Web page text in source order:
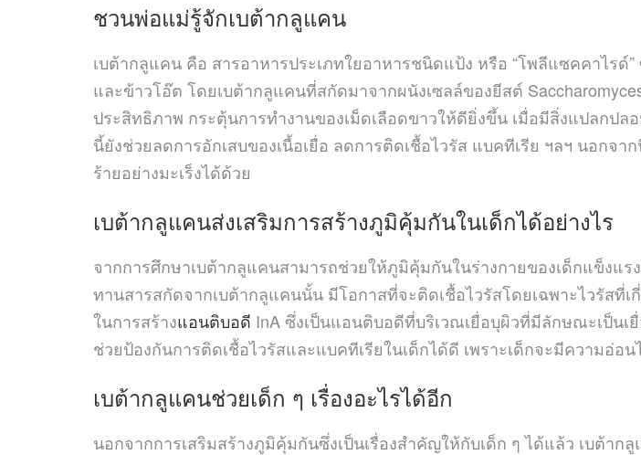
ชวนพ่อแม่รู้จักเบต้ากลูแคน
เบต้ากลูแคน คือ สารอาหารประเภทใยอาหารชนิดแป้ง หรือ “โพลีแซคคาไร
และข้าวโอ๊ต โดยเบต้ากลูแคนที่สกัดมาจากผนังเซลล์ของยีสต์
ประสิทธิภาพ กระตุ้นการทำงานของเม็ดเลือดขาวให้ดียิ่งขึ้น เมื่อมีสิ่งแปลกป
นี้ยังช่วยลดการอักเสบของเนื้อเยื่อ ลดการติดเชื้อไวรัส แบคทีเรีย ฯลฯ นอกจ
ร้ายอย่างมะเร็งได้ด้วย
เบต้ากลูแคนส่งเสริมการสร้างภูมิคุ้มกันในเด็กได้อย่างไร
จากการศึกษาเบต้ากลูแคนสามารถช่วยให้ภูมิคุ้มกันในร่างกายของเด็กแข็งแร
ทานสารสกัดจากเบต้ากลูแคนนั้น มีโอกาสที่จะติดเชื้อไวรัสโดยเฉพาะไวรัสที่
ในการสร้างแอนติบอดี InA ซึ่งเป็นแอนติบอดีที่บริเวณเยื่อบุผิวที่มีลักษณะเป็น
ช่วยป้องกันการติดเชื้อไวรัสและแบคทีเรียในเด็กได้ดี เพราะเด็กจะมีความอ่
เบต้ากลูแคนช่วยเด็ก ๆ เรื่องอะไรได้อีก
นอกจากการเสริมสร้างภูมิคุ้มกันซึ่งเป็นเรื่องสำคัญให้กับเด็ก ๆ ได้แล้ว เบต้าก